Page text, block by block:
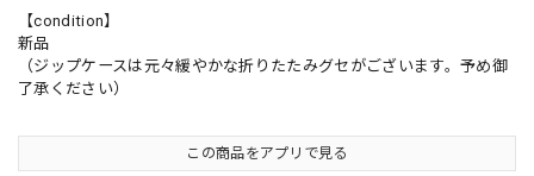
【condition】
新品
（ジップケースは元々緩やかな折りたたみグセがございます。予め御
了承ください）
この商品をアプリで見る